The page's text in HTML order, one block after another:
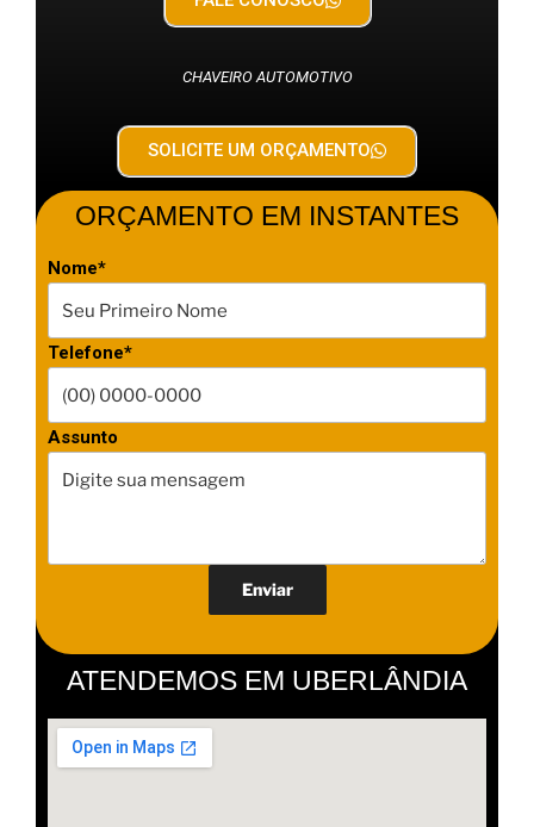
CHAVEIRO AUTOMOTIVO
SOLICITE UM ORÇAMENTO
ORÇAMENTO EM INSTANTES
Nome*
Telefone*
Assunto
ATENDEMOS EM UBERLÂNDIA